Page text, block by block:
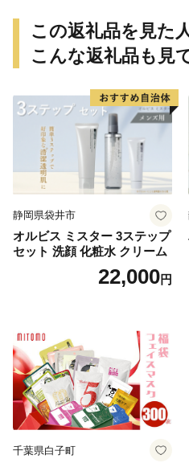
この返礼品を見た
こんな返礼品も見
静岡県袋井市
オルビス ミスター 3ステップ
セット 洗顔 化粧水 クリーム
22,000円
千葉県白子町